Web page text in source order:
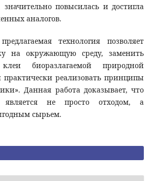
повысилась и достигла
аналогов.
технология позволяет
на окружающую среду, заменить
клеи биоразлагаемой природной
практически реализовать принципы
Данная работа доказывает, что
не просто отходом, а
сырьем.